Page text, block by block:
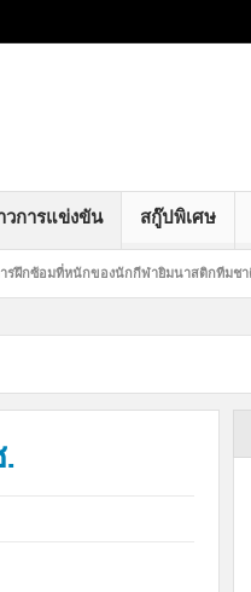
วการแข่งขัน สกู๊ปพิเศษ
ที่หนักของนักกีฬายิมนาสติกทีมชาติไทย :